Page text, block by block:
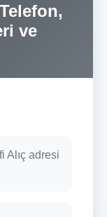
ve
Alıç adresi